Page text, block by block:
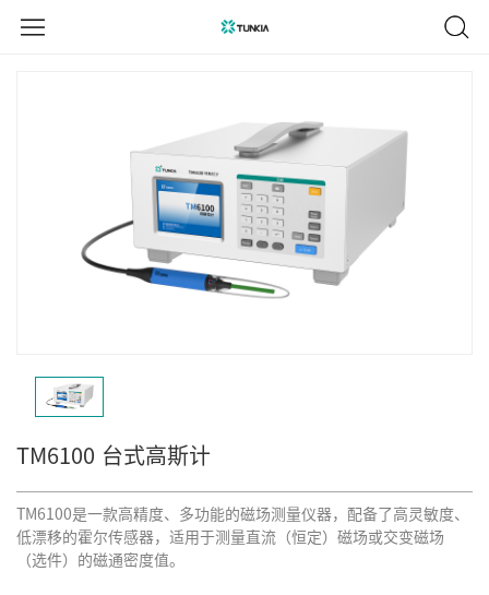
TM6100 台式高斯计
TM6100是一款高精度、多功能的磁场测量仪器，配备了高灵敏度、
低漂移的霍尔传感器，适用于测量直流（恒定）磁场或交变磁场
（选件）的磁通密度值。